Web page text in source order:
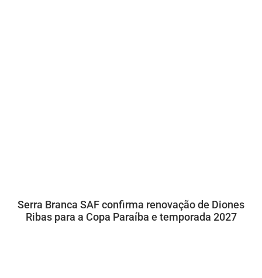
Serra Branca SAF confirma renovação de Diones
Ribas para a Copa Paraíba e temporada 2027